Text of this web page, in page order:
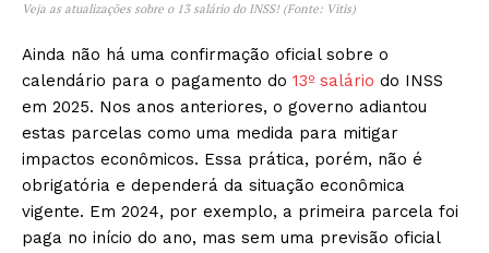
Veja as atualizações sobre o 13 salário do INSS! (Fonte: Vitis)
Ainda não há uma confirmação oficial sobre o
calendário para o pagamento do 13º salário do INSS
em 2025. Nos anos anteriores, o governo adiantou
estas parcelas como uma medida para mitigar
impactos econômicos. Essa prática, porém, não é
obrigatória e dependerá da situação econômica
vigente. Em 2024, por exemplo, a primeira parcela foi
paga no início do ano, mas sem uma previsão oficial